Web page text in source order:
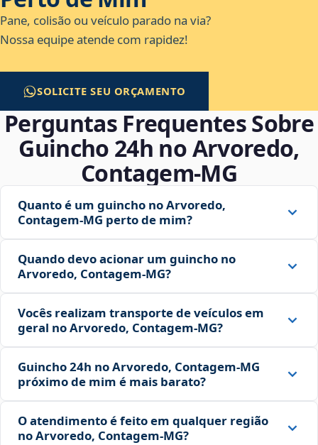
Pane, colisão ou veículo parado na via?
Nossa equipe atende com rapidez!
SOLICITE SEU ORÇAMENTO
Perguntas Frequentes Sobre
Guincho 24h no Arvoredo,
Contagem‑MG
Quanto é um guincho no Arvoredo,
Contagem‑MG perto de mim?
Quando devo acionar um guincho no
Arvoredo, Contagem‑MG?
Vocês realizam transporte de veículos em
geral no Arvoredo, Contagem‑MG?
Guincho 24h no Arvoredo, Contagem‑MG
próximo de mim é mais barato?
O atendimento é feito em qualquer região
no Arvoredo, Contagem‑MG?